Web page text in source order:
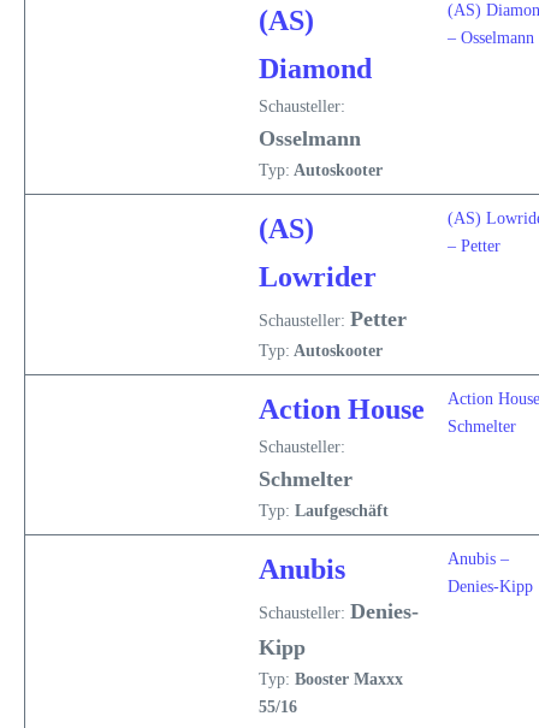
(AS)
Diamond
Schausteller:
Osselmann
Typ: Autoskooter
(AS)
– Osselmann
(AS)
Lowrider
Schausteller: Petter
Typ: Autoskooter
(AS)
– Petter
Action House
Schausteller:
Schmelter
Typ: Laufgeschäft
Action
Schmelter
Anubis
Schausteller: Denies-
Kipp
Typ: Booster Maxxx
55/16
Anubis –
Denies-Kipp